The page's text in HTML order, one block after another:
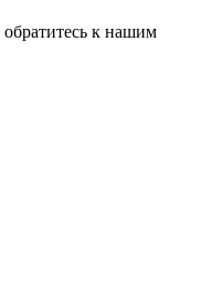
обратитесь к нашим